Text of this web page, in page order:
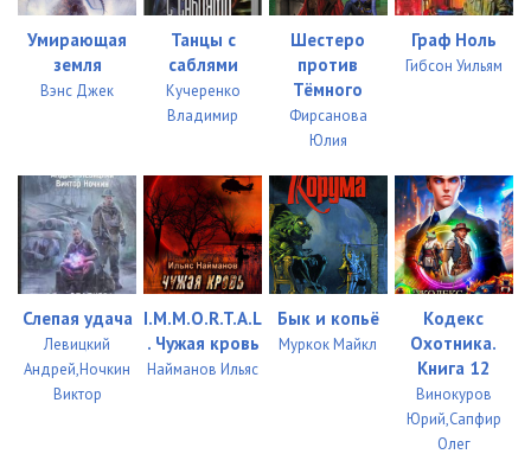
Умирающая
земля
Вэнс Джек
Танцы с
саблями
Кучеренко
Владимир
Шестеро
против
Тёмного
Фирсанова
Юлия
Граф Ноль
Гибсон Уильям
Слепая удача
Левицкий
Андрей,Ночкин
Виктор
I.M.M.O.R.T.A.L
. Чужая кровь
Найманов Ильяс
Бык и копьё
Муркок Майкл
Кодекс
Охотника.
Книга 12
Винокуров
Юрий,Сапфир
Олег